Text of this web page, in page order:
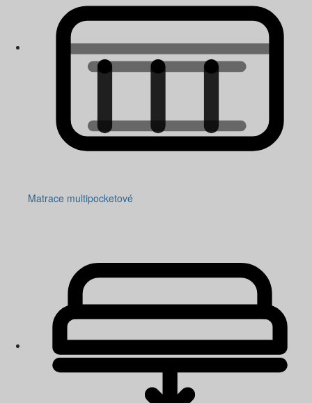
Matrace multipocketové